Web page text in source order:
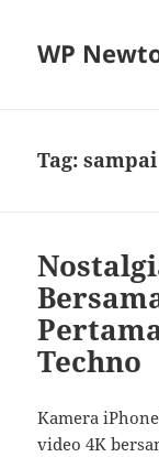
WP
Tag:sampai
Techno
Kamera
video 4K